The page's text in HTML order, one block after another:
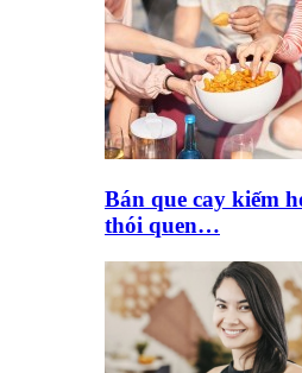
Bán que cay kiếm
thói quen…